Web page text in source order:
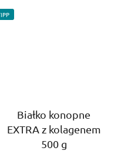
Białko konopne
EXTRA z kolagenem
500 g